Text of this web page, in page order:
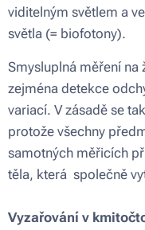
viditelným světlem a
světla (= biofotony).
Smysluplná měření na
zejména detekce
variací. V zásadě se
protože všechny
samotných měřicích
těla, která společně
Vyzařování v